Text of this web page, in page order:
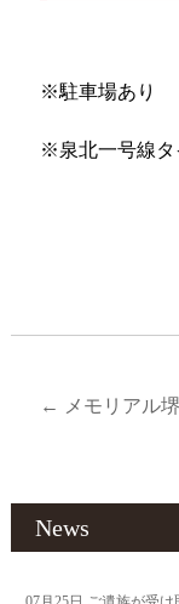
※駐車場あり
※泉北一号線タ
←
メモリアル
News